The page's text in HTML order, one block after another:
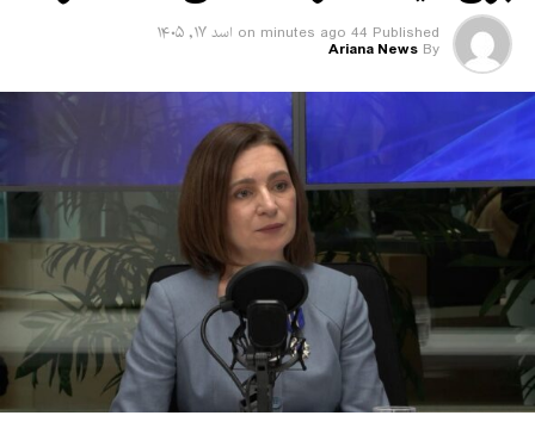
Published
44 minutes ago
on اسد ۱۷, ۱۴۰۵
By
Ariana News